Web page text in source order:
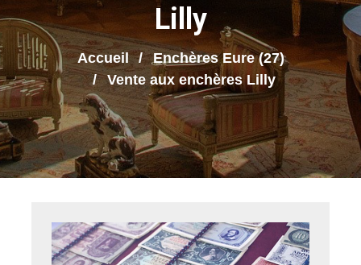
Lilly
Accueil
Enchères Eure (27)
Vente aux enchères Lilly